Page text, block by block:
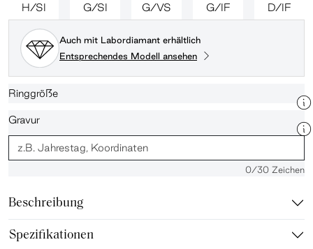
H/SI G/SI G/VS G/IF D/IF
Auch mit Labordiamant erhältlich
Entsprechendes Modell ansehen
Ringgröße
Gravur
0/30 Zeichen
Beschreibung
Spezifikationen